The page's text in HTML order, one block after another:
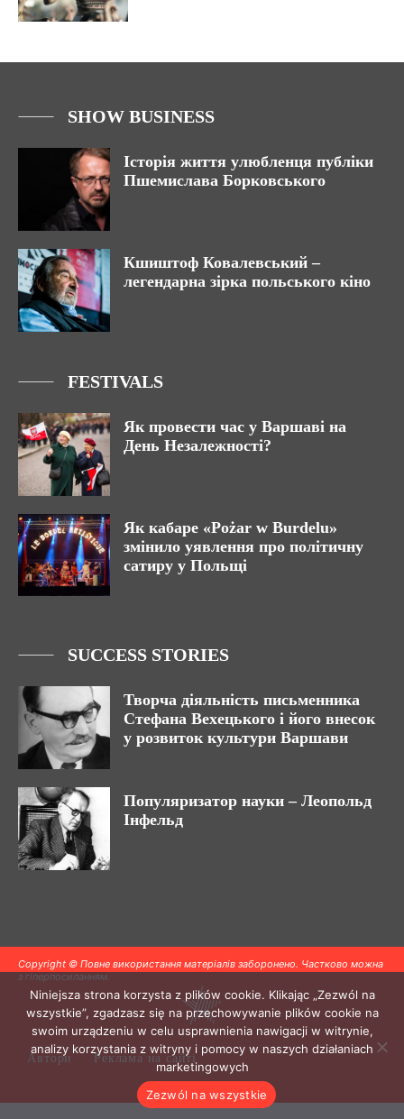
SHOW BUSINESS
Історія життя улюбленця публіки
Пшемислава Борковського
Кшиштоф Ковалевський –
легендарна зірка польського кіно
FESTIVALS
Як провести час у Варшаві на
День Незалежності?
Як кабаре «Pożar w Burdelu»
змінило уявлення про політичну
сатиру у Польщі
SUCCESS STORIES
Творча діяльність письменника
Стефана Вехецького і його внесок
у розвиток культури Варшави
Популяризатор науки – Леопольд
Інфельд
Copyright © Повне використання матеріалів заборонено. Частково можна
з гіперпосиланням.
Автори Реклама на сайті
Niniejsza strona korzysta z plików cookie. Klikając „Zezwól na
wszystkie”, zgadzasz się na przechowywanie plików cookie na
swoim urządzeniu w celu usprawnienia nawigacji w witrynie,
analizy korzystania z witryny i pomocy w naszych działaniach
marketingowych
Zezwól na wszystkie